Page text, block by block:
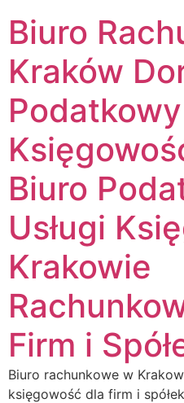
Biuro
Kraków
Podatkowy
Biuro
Usługi
Krakowie
Firm i
Biuro rachunkowe w
księgowość dla firm i